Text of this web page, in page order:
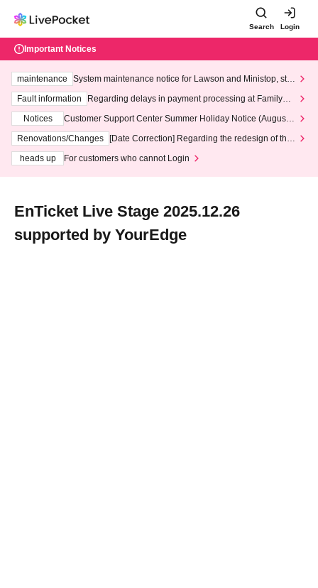
Search Login
Important Notices
maintenance
System maintenance notice for Lawson and Ministop, star
ting at 3:00 AM on Wednesday (Wed)
Fault information
Regarding delays in payment processing at FamilyMa
Notices
Customer Support Center Summer Holiday Notice (August 1
3th - August 14th, 2026)
Renovations/Changes
[Date Correction] Regarding the redesign of the
heads up
For customers who cannot Login
EnTicket Live Stage 2025.12.26
supported by YourEdge